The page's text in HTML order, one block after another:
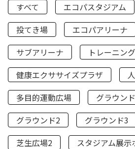
すべて エコパスタジアム
投てき場
エコパアリーナ
サブアリーナ
トレーニン
健康エクササイズプラザ
多目的運動広場
グラウン
グラウンド2
グラウンド3
芝生広場2
スタジアム展示